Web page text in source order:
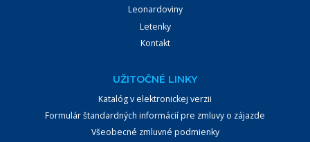
Leonardoviny
Letenky
Kontakt
UŽITOČNÉ LINKY
Katalóg v elektronickej verzii
Formulár štandardných informácií pre zmluvy o zájazde
Všeobecné zmluvné podmienky